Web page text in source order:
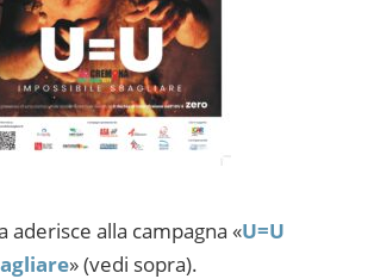
aderisce alla campagna «U=U
» (vedi sopra).